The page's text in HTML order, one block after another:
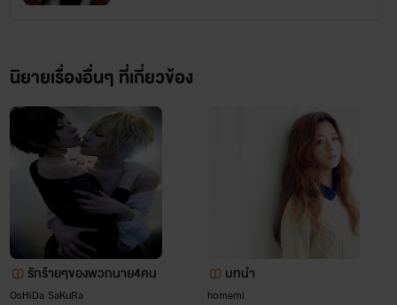
นิว"ยัย(ชื่อคุณ)เกิดอะไรขึ้น ทำไมเเกถึงร้องไห้!!"เสียงเเหม
ปรี๊ดเดินเข้ามากอดเเขนฉัน
ทราย"ฮึก!! นิว~พี่เรนเขาไม่รับรักฉัน ฮื้ออออออออออออ
"ฉันโผ่เข้ากอดแทยอนเเน่น
นิยายเรื่องอื่นๆ ที่เกี่ยวข้อง
รักร้ายๆของพวกนาย4คน
OsHiDa SaKuRa
บทนำ
homemi